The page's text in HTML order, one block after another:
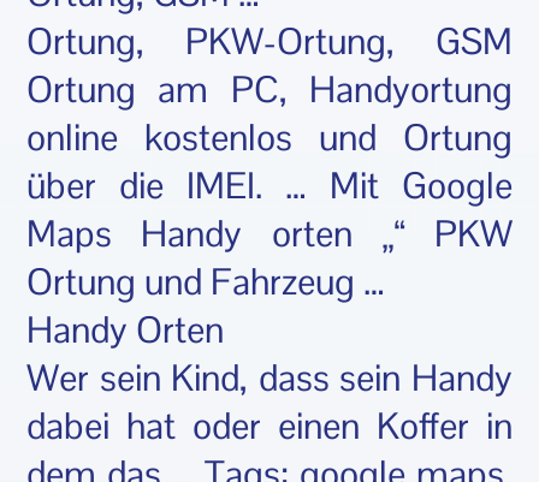
Ortung, PKW-Ortung, GSM
Ortung am PC, Handyortung
online kostenlos und Ortung
über die IMEI. … Mit Google
Maps Handy orten „“ PKW
Ortung und Fahrzeug …
Handy Orten
Wer sein Kind, dass sein Handy
dabei hat oder einen Koffer in